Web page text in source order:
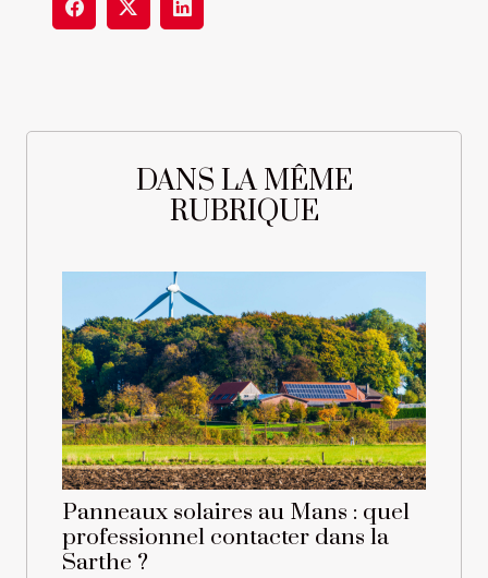
DANS LA MÊME
RUBRIQUE
Panneaux solaires au Mans : quel
professionnel contacter dans la
Sarthe ?